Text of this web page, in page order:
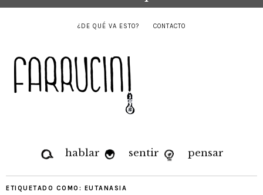
¿DE QUÉ VA ESTO? CONTACTO
hablar sentir pensar
ETIQUETADO COMO: EUTANASIA